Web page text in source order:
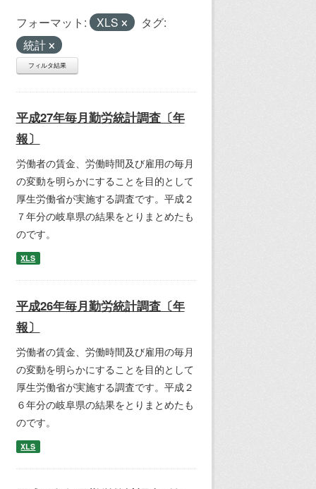
フォーマット: XLS
タグ:
統計
フィルタ結果
平成27年毎月勤労統計調査〔年
報〕
労働者の賃金、労働時間及び雇用の毎月
の変動を明らかにすることを目的として
厚生労働省が実施する調査です。平成２
７年分の岐阜県の結果をとりまとめたも
のです。
XLS
平成26年毎月勤労統計調査〔年
報〕
労働者の賃金、労働時間及び雇用の毎月
の変動を明らかにすることを目的として
厚生労働省が実施する調査です。平成２
６年分の岐阜県の結果をとりまとめたも
のです。
XLS